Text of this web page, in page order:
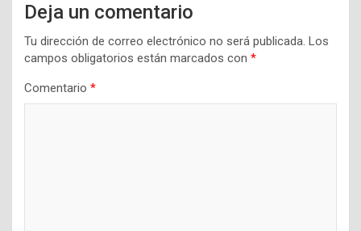
Deja un comentario
Tu dirección de correo electrónico no será publicada. Los
campos obligatorios están marcados con *
Comentario *